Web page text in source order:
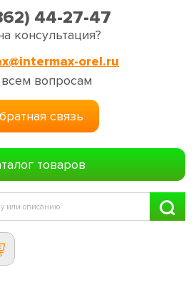
44-27-47
консультация?
orel.ru
вопросам
связь
товаров